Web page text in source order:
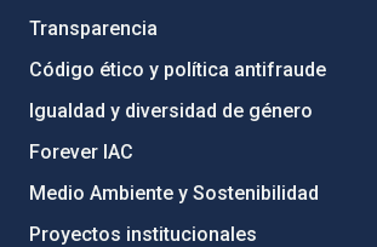
Transparencia
Código ético y política antifraude
Igualdad y diversidad de género
Forever IAC
Medio Ambiente y Sostenibilidad
Proyectos institucionales